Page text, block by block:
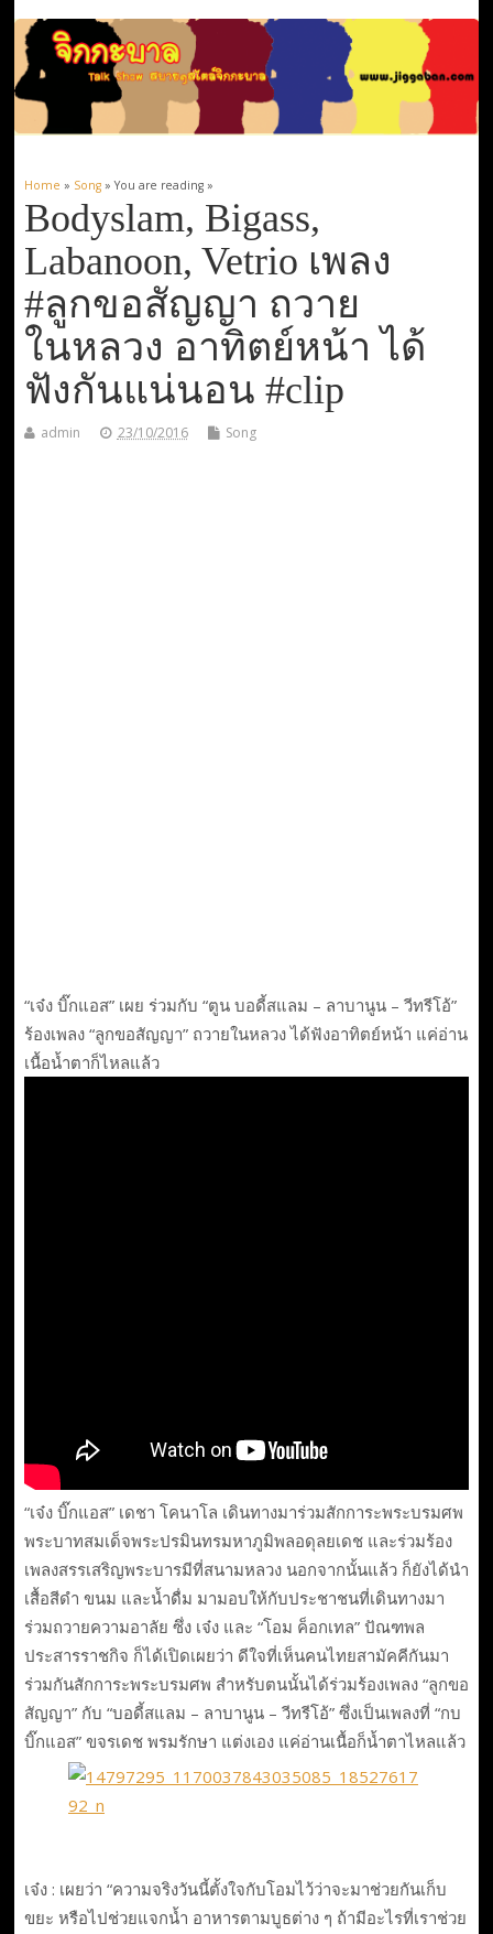
Home » Song» You are reading »
Bodyslam, Bigass,
Labanoon, Vetrio เพลง
#ลูกขอสัญญา ถวาย
ในหลวง อาทิตย์หน้า ได้
ฟังกันแน่นอน #clip
admin 23/10/2016 Song
“เจ๋ง บิ๊กแอส” เผย ร่วมกับ “ตูน บอดี้สแลม – ลาบานูน – วีทรีโอ้”
ร้องเพลง “ลูกขอสัญญา” ถวายในหลวง ได้ฟังอาทิตย์หน้า แค่อ่าน
เนื้อน้ำตาก็ไหลแล้ว
“เจ๋ง บิ๊กแอส” เดชา โคนาโล เดินทางมาร่วมสักการะพระบรมศพ
พระบาทสมเด็จพระปรมินทรมหาภูมิพลอดุลยเดช และร่วมร้อง
เพลงสรรเสริญพระบารมีที่สนามหลวง นอกจากนั้นแล้ว ก็ยังได้นำ
เสื้อสีดำ ขนม และน้ำดื่ม มามอบให้กับประชาชนที่เดินทางมา
ร่วมถวายความอาลัย ซึ่ง เจ๋ง และ “โอม ค็อกเทล” ปัณฑพล
ประสารราชกิจ ก็ได้เปิดเผยว่า ดีใจที่เห็นคนไทยสามัคคีกันมา
ร่วมกันสักการะพระบรมศพ สำหรับตนนั้นได้ร่วมร้องเพลง “ลูกขอ
สัญญา” กับ “บอดี้สแลม – ลาบานูน – วีทรีโอ้” ซึ่งเป็นเพลงที่ “กบ
บิ๊กแอส” ขจรเดช พรมรักษา แต่งเอง แค่อ่านเนื้อก็น้ำตาไหลแล้ว
เจ๋ง : เผยว่า “ความจริงวันนี้ตั้งใจกับโอมไว้ว่าจะมาช่วยกันเก็บ
ขยะ หรือไปช่วยแจกน้ำ อาหารตามบูธต่าง ๆ ถ้ามีอะไรที่เราช่วย